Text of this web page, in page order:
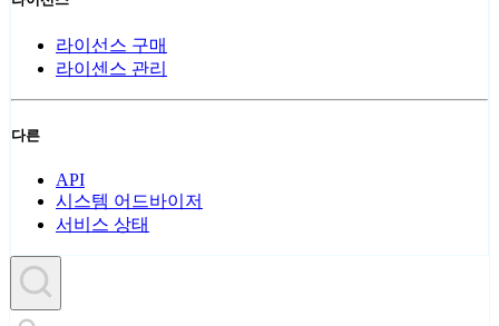
라이선스 구매
라이센스 관리
다른
API
시스템 어드바이저
서비스 상태